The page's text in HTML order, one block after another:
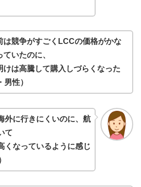
は競争がすごくLCCの価格がかな
ていたのに、
けは高騰して購入しづらくなった
男性）
外に行きにくいのに、航
て
くなっているように感じ